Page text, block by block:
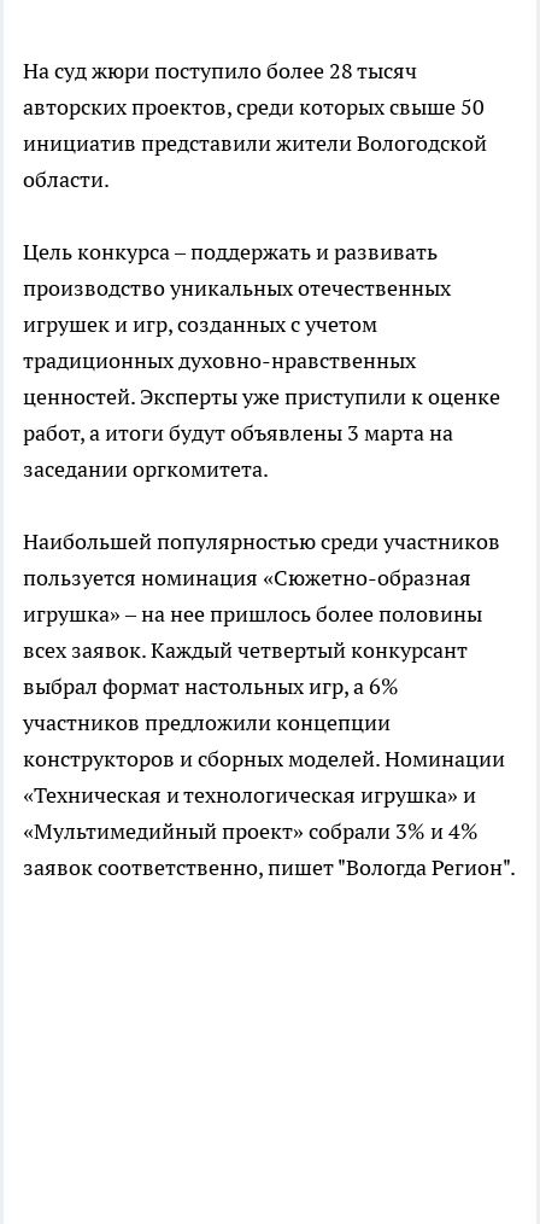
На суд жюри поступило более 28 тысяч
авторских проектов, среди которых свыше 50
инициатив представили жители Вологодской
области.
Цель конкурса – поддержать и развивать
производство уникальных отечественных
игрушек и игр, созданных с учетом
традиционных духовно-нравственных
ценностей. Эксперты уже приступили к оценке
работ, а итоги будут объявлены 3 марта на
заседании оргкомитета.
Наибольшей популярностью среди участников
пользуется номинация «Сюжетно-образная
игрушка» – на нее пришлось более половины
всех заявок. Каждый четвертый конкурсант
выбрал формат настольных игр, а 6%
участников предложили концепции
конструкторов и сборных моделей. Номинации
«Техническая и технологическая игрушка» и
«Мультимедийный проект» собрали 3% и 4%
заявок соответственно, пишет "Вологда Регион".